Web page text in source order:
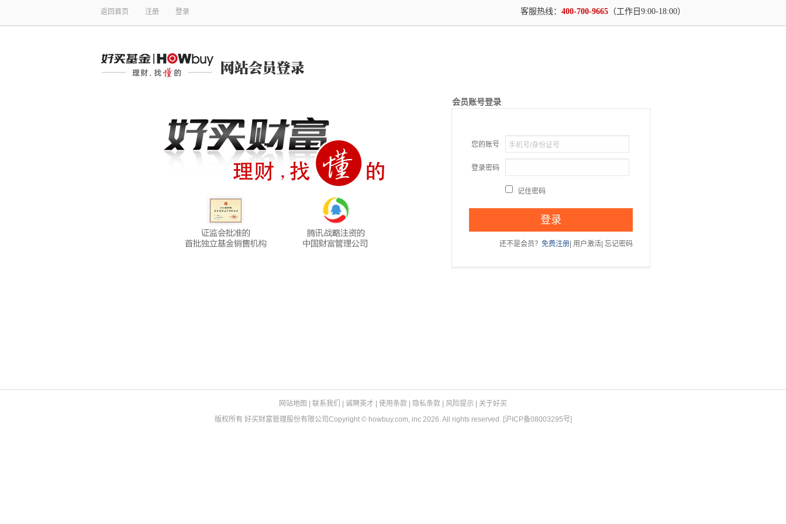
客服热线： 400-700-9665 （工作日9:00-18:00）
返回首页 注册 登录
会员账号登录
您的账号
登录密码
记住密码
登录
| 忘记密码
| 用户激活
还不是会员？ 免费注册
网站地图 联系我们 诚聘英才 使用条款 隐私条款 风险提示
关于好买
版权所有 好买财富管理股份有限公司 Copyright © howbuy.com, inc 2026. All rights reserved.[沪ICP备08003295号]